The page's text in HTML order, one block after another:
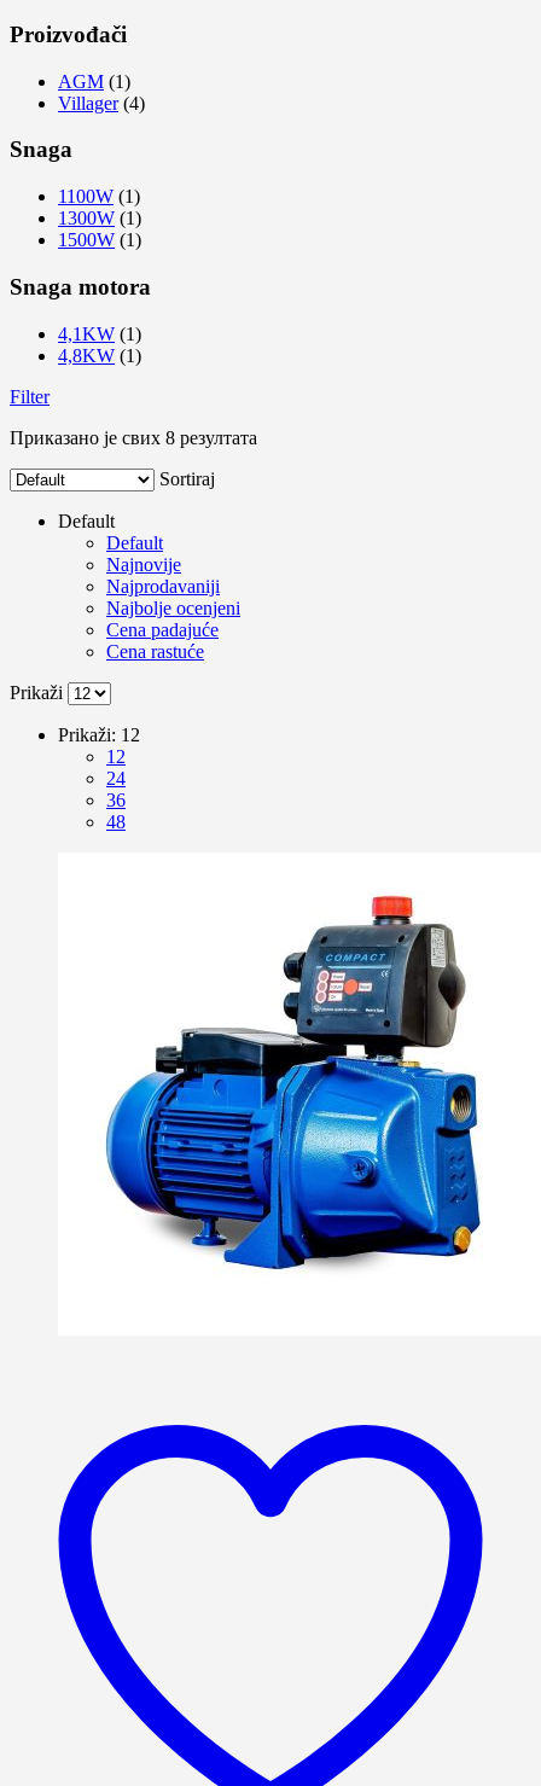
Proizvođači
AGM (1)
Villager (4)
Snaga
1100W (1)
1300W (1)
1500W (1)
Snaga motora
4,1KW (1)
4,8KW (1)
Filter
Приказано је свих 8 резултата
Sortiraj
Default
Default
Najnovije
Najprodavaniji
Najbolje ocenjeni
Cena padajuće
Cena rastuće
Prikaži
Prikaži: 12
12
24
36
48